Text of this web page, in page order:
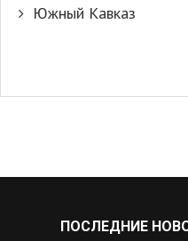
Южный Кавказ
ПОСЛЕДНИЕ